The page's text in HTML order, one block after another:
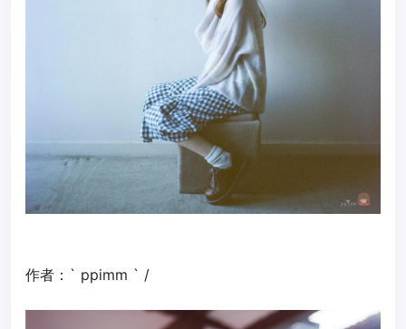
作者：` ppimm ` /